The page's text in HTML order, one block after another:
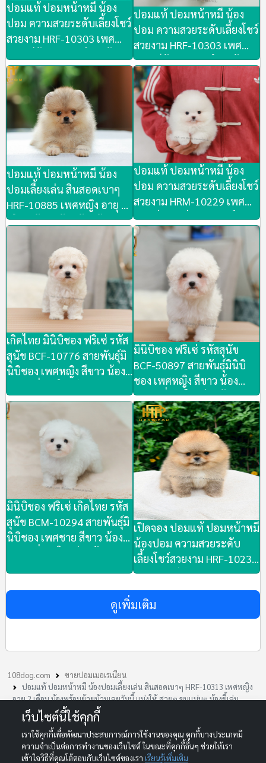
ปอมแท้ ปอมหน้าหมี น้อง
ปอม ความสวยระดับเลี้ยงโชว์
สวยงาม HRF-10303 เพศ
หญิง สีส้ม อายุ 2 เดือน น้อง
พร้อมย้ายบ้านเลยวันนี้ สวยๆ
ขนแน่นๆ น้องขี้เล่น
สนุกสนาน น่ารัก ชมตัวจริง
ได้ที่ ลาดพร้าว 101 ซอย 46
ปอมแท้ ปอมหน้าหมี น้อง
ปอม ความสวยระดับเลี้ยงโชว์
สวยงาม HRF-10303 เพศ
หญิง สีส้ม อายุ 2 เดือน น้อง
พร้อมย้ายบ้านเลยวันนี้ สวยๆ
ขนแน่นๆ น้องขี้เล่น
สนุกสนาน น่ารัก ชมตัวจริง
ได้ที่ ลาดพร้าว 101 ซอย 46
ปอมแท้ ปอมหน้าหมี น้อง
ปอมเลี้ยงเล่น สินสอดเบาๆ
HRF-10885 เพศหญิง อายุ 2
เดือน น้องพร้อมย้ายบ้านเลย
วันนี้ แบ่งให้ สวยๆ ขนแน่นๆ
น้องขี้เล่นสนุกสนาน น่ารัก
ชมตัวจริงได้ที่ ลาดพร้าว 101
ปอมแท้ ปอมหน้าหมี น้อง
ปอม ความสวยระดับเลี้ยงโชว์
สวยงาม HRM-10229 เพศ
ชาย สีขาวครีม อายุ 2 เดือน
น้องพร้อมย้ายบ้านเลยวันนี้
สวยๆ ขนแน่นๆ น้องขี้เล่น
สนุกสนาน น่ารัก ชมตัวจริง
ได้ที่ ลาดพร้าว 101 ซอย 46
เกิดไทย มินิบิชอง ฟริเซ่ รหัส
สุนัข BCF-10776 สายพันธุ์มิ
นิบิชอง เพศหญิง สีขาว น้อง
รัก ชมตัวจริงลาดพร้าว101
ส่งทั่วประเทศ (มีใบเพ็ดดีกรี
มินิบิชอง ฟริเซ่ รหัสสุนัข
BCF-50897 สายพันธุ์มินิบิ
ชอง เพศหญิง สีขาว น้อง
ร่าเริง นิ่งสดใส เรียบร้อย น่า
รัก ชมตัวจริงลาดพร้าว101
ส่งทั่วประเทศ (มีใบเพ็ดดีกรี
เต็มใบ)
มินิบิชอง ฟริเซ่ เกิดไทย รหัส
สุนัข BCM-10294 สายพันธุ์มิ
นิบิชอง เพศชาย สีขาว น้อง
รัก ชมตัวจริงลาดพร้าว101
เต็มใบ)
เปิดจอง ปอมแท้ ปอมหน้าหมี
น้องปอม ความสวยระดับ
เลี้ยงโชว์สวยงาม HRF-10231
เพศหญิง สีส้ม สวยๆ ขน
แน่นๆ น้องขี้เล่นสนุกสนาน
น่ารัก
ดูเพิ่มเติม
108dog.com
ขายปอมเมอเรเนียน
ปอมแท้ ปอมหน้าหมี น้องปอมเลี้ยงเล่น สินสอดเบาๆ HRF-10313 เพศหญิง
อายุ 2 เดือน น้องพร้อมย้ายบ้านเลยวันนี้ แบ่งให้ สวยๆ ขนแน่นๆ น้องขี้เล่น
สนุกสนาน น่ารัก ชมตัวจริงได้ที่ ลาดพร้าว 101 ซอย 46
เว็บไซต์นี้ใช้คุกกี้
เราใช้คุกกี้เพื่อพัฒนาประสบการณ์การใช้งานของคุณ คุกกี้บางประเภทมี
ความจำเป็นต่อการทำงานของเว็บไซต์ ในขณะที่คุกกี้อื่นๆ ช่วยให้เรา
เข้าใจวิธีที่คุณโต้ตอบกับเว็บไซต์ของเรา เรียนรู้เพิ่มเติม
© 2013-2026 108DOG.COM. All rights reserved.
Your One-Stop Marketplace for Dogs and Cats in Thailand